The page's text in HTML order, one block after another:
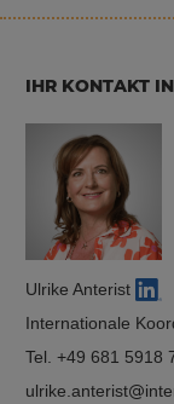
IHR KONTAKT
Ulrike Anterist
Internationale
Tel. +49 681 5918
ulrike.anterist